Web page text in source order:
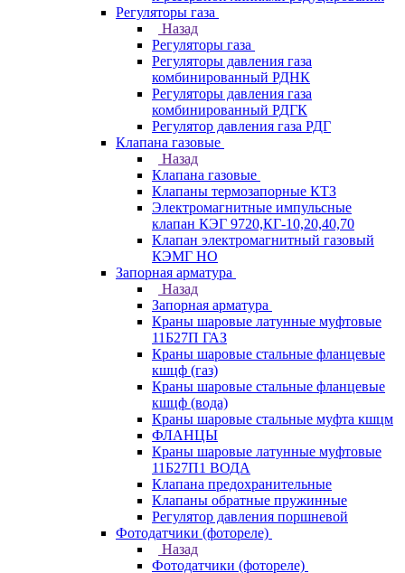
Регуляторы газа
Назад
Регуляторы газа
Регуляторы давления газа
комбинированный РДНК
Регуляторы давления газа
комбинированный РДГК
Регулятор давления газа РДГ
Клапана газовые
Назад
Клапана газовые
Клапаны термозапорные КТЗ
Электромагнитные импульсные
клапан КЭГ 9720,КГ-10,20,40,70
Клапан электромагнитный газовый
КЭМГ НО
Запорная арматура
Назад
Запорная арматура
Краны шаровые латунные муфтовые
11Б27П ГАЗ
Краны шаровые стальные фланцевые
кшцф (газ)
Краны шаровые стальные фланцевые
кшцф (вода)
Краны шаровые стальные муфта кшцм
ФЛАНЦЫ
Краны шаровые латунные муфтовые
11Б27П1 ВОДА
Клапана предохранительные
Клапаны обратные пружинные
Регулятор давления поршневой
Фотодатчики (фотореле)
Назад
Фотодатчики (фотореле)